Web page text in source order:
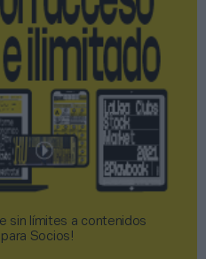
sin límites a contenidos
Socios!​​​​​​​